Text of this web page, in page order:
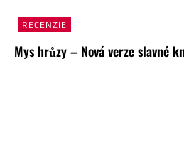
RECENZIE
Mys hrůzy – Nová verze slavné